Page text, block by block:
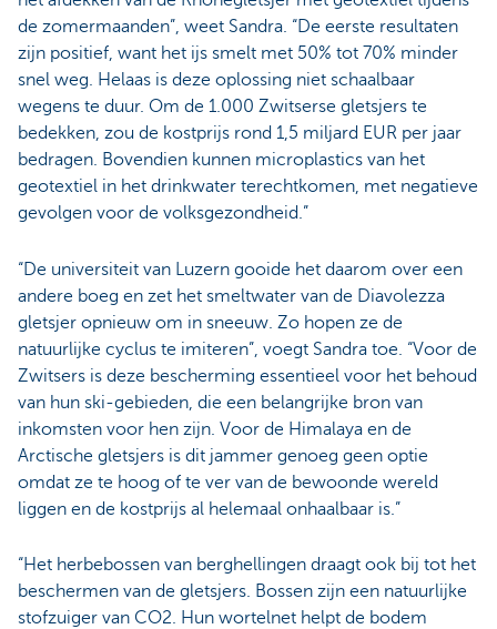
de zomermaanden”, weet Sandra. “De eerste resultaten
zijn positief, want het ijs smelt met 50% tot 70% minder
snel weg. Helaas is deze oplossing niet schaalbaar
wegens te duur. Om de 1.000 Zwitserse gletsjers te
bedekken, zou de kostprijs rond 1,5 miljard EUR per jaar
bedragen. Bovendien kunnen microplastics van het
geotextiel in het drinkwater terechtkomen, met negatieve
gevolgen voor de volksgezondheid.”
“De universiteit van Luzern gooide het daarom over een
andere boeg en zet het smeltwater van de Diavolezza
gletsjer opnieuw om in sneeuw. Zo hopen ze de
natuurlijke cyclus te imiteren”, voegt Sandra toe. “Voor de
Zwitsers is deze bescherming essentieel voor het behoud
van hun ski-gebieden, die een belangrijke bron van
inkomsten voor hen zijn. Voor de Himalaya en de
Arctische gletsjers is dit jammer genoeg geen optie
omdat ze te hoog of te ver van de bewoonde wereld
liggen en de kostprijs al helemaal onhaalbaar is.”
“Het herbebossen van berghellingen draagt ook bij tot het
beschermen van de gletsjers. Bossen zijn een natuurlijke
stofzuiger van CO2. Hun wortelnet helpt de bodem